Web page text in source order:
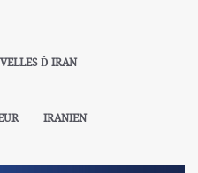
Ď IRAN
IRANIEN